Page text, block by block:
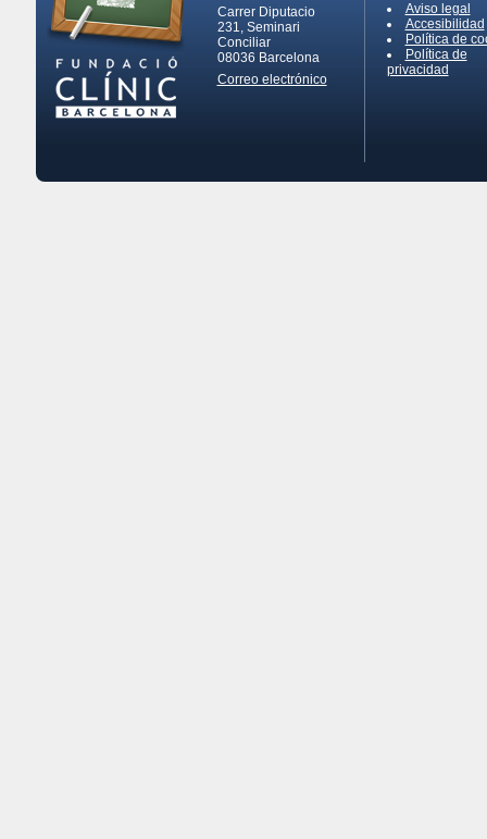
Carrer Diputacio
231, Seminari
Conciliar
08036 Barcelona
Correo electrónico
Aviso legal
Accesibilidad
Política de
Política de
privacidad